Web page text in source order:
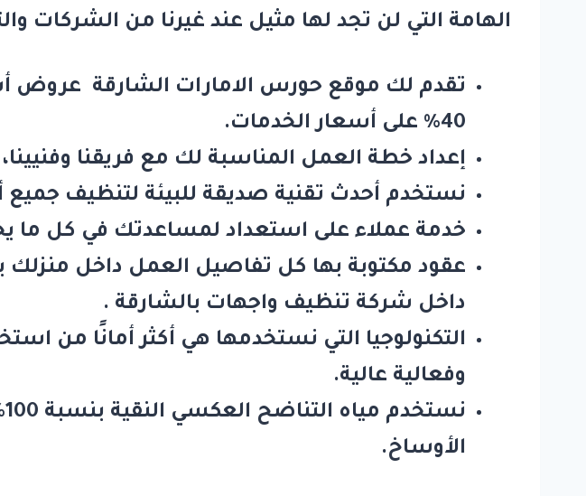
الهامة التي لن تجد لها مثيل عند غيرنا من الشركات
تقدم لك موقع حورس الامارات الشارقة عروض
40٪ على أسعار الخدمات.
إعداد خطة العمل المناسبة لك مع فريقنا
نستخدم أحدث تقنية صديقة للبيئة لتنظيف جميع
خدمة عملاء على استعداد لمساعدتك في كل ما يخص
عقود مكتوبة بها كل تفاصيل العمل داخل منزلك
داخل شركة تنظيف واجهات بالشارقة .
التكنولوجيا التي نستخدمها هي أكثر أمانًا من
وفعالية عالية.
الأوساخ.